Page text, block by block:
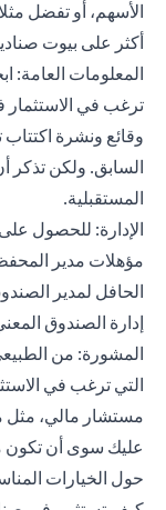
الأسهم، أو تفضل
أكثر على بيوت
المعلومات العامة:
ترغب في
وقائع ونشرة اكتتاب
السابق. ولكن تذكر
المستقبلية.
الإدارة: للحصول
مؤهلات مدير
الحافل لمدير
إدارة الصندوق
المشورة: من
التي ترغب في
مستشار مالي، مثل
عليك سوى أن تكون
حول الخيارات